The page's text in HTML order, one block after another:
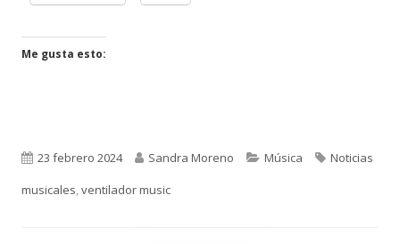
en
en
Me gusta esto:
Publicado
el
23 febrero 2024 Autor
Sandra Moreno Categorías
Música Etiquetas
Noticias
musicales,ventilador music